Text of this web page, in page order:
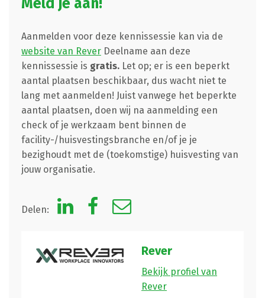
Meld je aan!
Aanmelden voor deze kennissessie kan via de
website van ReverDeelname aan deze
kennissessie is gratis. Let op; er is een beperkt
aantal plaatsen beschikbaar, dus wacht niet te
lang met aanmelden! Juist vanwege het beperkte
aantal plaatsen, doen wij na aanmelding een
check of je werkzaam bent binnen de
facility-/huisvestingsbranche en/of je je
bezighoudt met de (toekomstige) huisvesting van
jouw organisatie.
Delen:
Rever
Bekijk profiel van
Rever